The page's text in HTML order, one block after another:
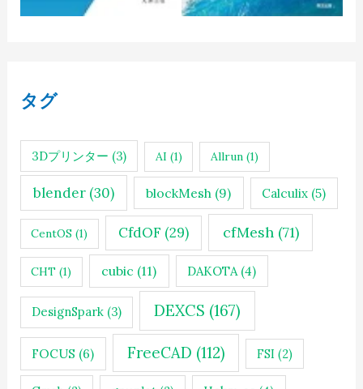
タグ
3Dプリンター (3) AI (1) Allrun(1)
blender(30) blockMesh (9) Calculix (5)
CentOS (1) CfdOF (29) cfMesh(71)
CHT (1) cubic (11) DAKOTA(4)
DesignSpark(3) DEXCS (167)
FOCUS (6) FreeCAD (112) FSI (2)